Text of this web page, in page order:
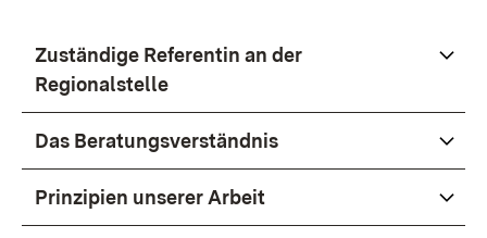
Zuständige Referentin an der
Regionalstelle
Das Beratungsverständnis
Prinzipien unserer Arbeit